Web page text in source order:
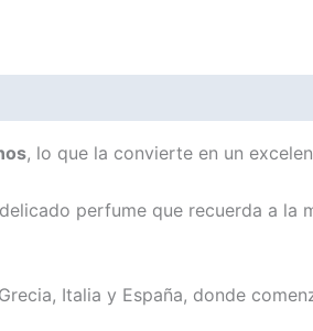
, lo que la convierte en un
perfume que recuerda a la
Italia y España, donde